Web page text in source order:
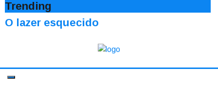
Trending
O lazer esquecido